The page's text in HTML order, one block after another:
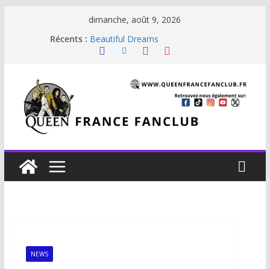
dimanche, août 9, 2026
Récents : Beautiful Dreams
Glouttons For Punishment (1981)
Je vis avec Freddie Mercury
NEWS